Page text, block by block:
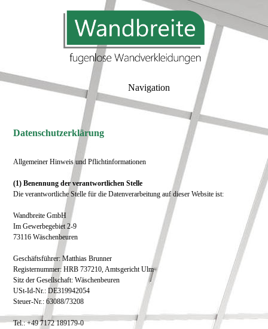
Navigation
Datenschutzerklärung
Allgemeiner Hinweis und Pflichtinformationen
(1) Benennung der verantwortlichen Stelle
Die verantwortliche Stelle für die Datenverarbeitung auf dieser Website ist:
Wandbreite GmbH
Im Gewerbegebiet 2-9
73116 Wäschenbeuren
Geschäftsführer: Matthias Brunner
Registernummer: HRB 737210, Amtsgericht Ulm
Sitz der Gesellschaft: Wäschenbeuren
USt-Id-Nr.: DE319942054
Steuer-Nr.: 63088/73208
Tel.: +497172 189179-0